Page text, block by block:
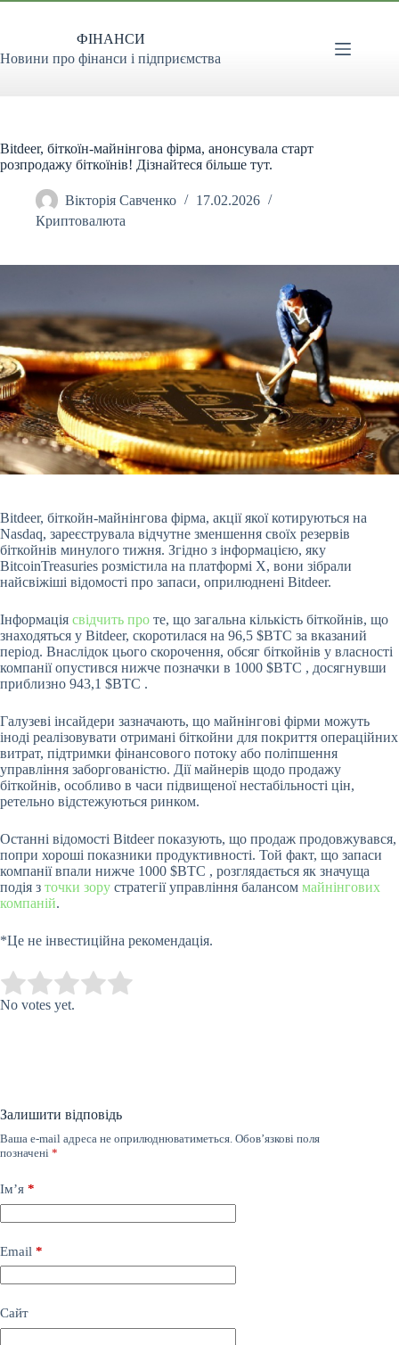
Перейти
ФІНАНСИ
Новини про фінанси і підприємства
Bitdeer, біткоїн-майнінгова фірма, анонсувала старт
розпродажу біткоїнів! Дізнайтеся більше тут.
Вікторія Савченко
17.02.2026
Криптовалюта
Bitdeer, біткойн-майнінгова фірма, акції якої котируються на
Nasdaq, зареєструвала відчутне зменшення своїх резервів
біткойнів минулого тижня. Згідно з інформацією, яку
BitcoinTreasuries розмістила на платформі X, вони зібрали
найсвіжіші відомості про запаси, оприлюднені Bitdeer.
Інформація свідчить про те, що загальна кількість біткойнів, що
знаходяться у Bitdeer, скоротилася на 96,5 $BTC за вказаний
період. Внаслідок цього скорочення, обсяг біткойнів у власності
компанії опустився нижче позначки в 1000 $BTC , досягнувши
приблизно 943,1 $BTC .
Галузеві інсайдери зазначають, що майнінгові фірми можуть
іноді реалізовувати отримані біткойни для покриття операційних
витрат, підтримки фінансового потоку або поліпшення
управління заборгованістю. Дії майнерів щодо продажу
біткойнів, особливо в часи підвищеної нестабільності цін,
ретельно відстежуються ринком.
Останні відомості Bitdeer показують, що продаж продовжувався,
попри хороші показники продуктивності. Той факт, що запаси
компанії впали нижче 1000 $BTC , розглядається як значуща
подія з точки зору стратегії управління балансом майнінгових
компаній.
*Це не інвестиційна рекомендація.
Rate this item:
No votes yet.
Залишити відповідь
Ваша e-mail адреса не оприлюднюватиметься. Обов’язкові поля
позначені *
Ім’я *
Email *
Сайт